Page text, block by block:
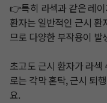
👉특히 라섹과 같은 레
환자는 일반적인 근시
므로 다양한 부작용이 발
초고도 근시 환자가 라섹
로는 각막 혼탁, 근시 퇴
요.